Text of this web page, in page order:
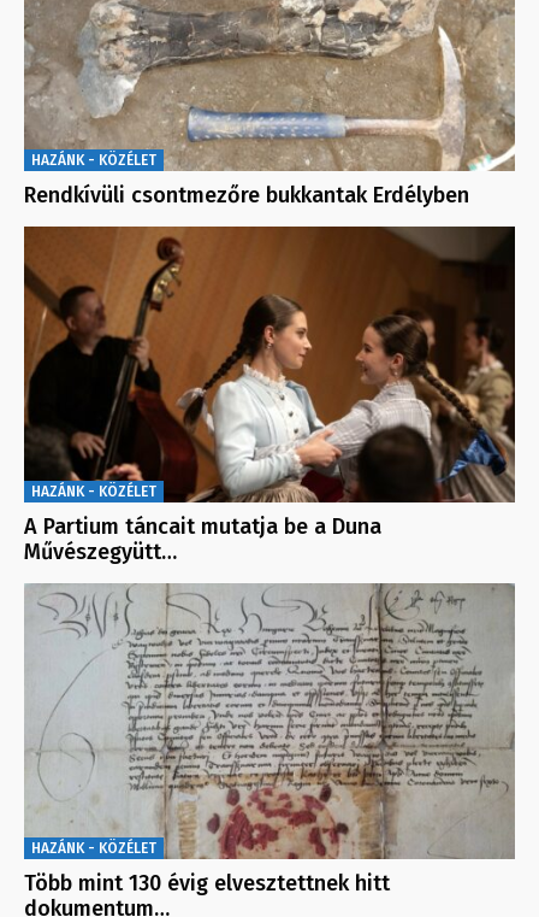
HAZÁNK - KÖZÉLET
Rendkívüli csontmezőre bukkantak Erdélyben
HAZÁNK - KÖZÉLET
A Partium táncait mutatja be a Duna
Művészegyütt…
HAZÁNK - KÖZÉLET
Több mint 130 évig elvesztettnek hitt
dokumentum…